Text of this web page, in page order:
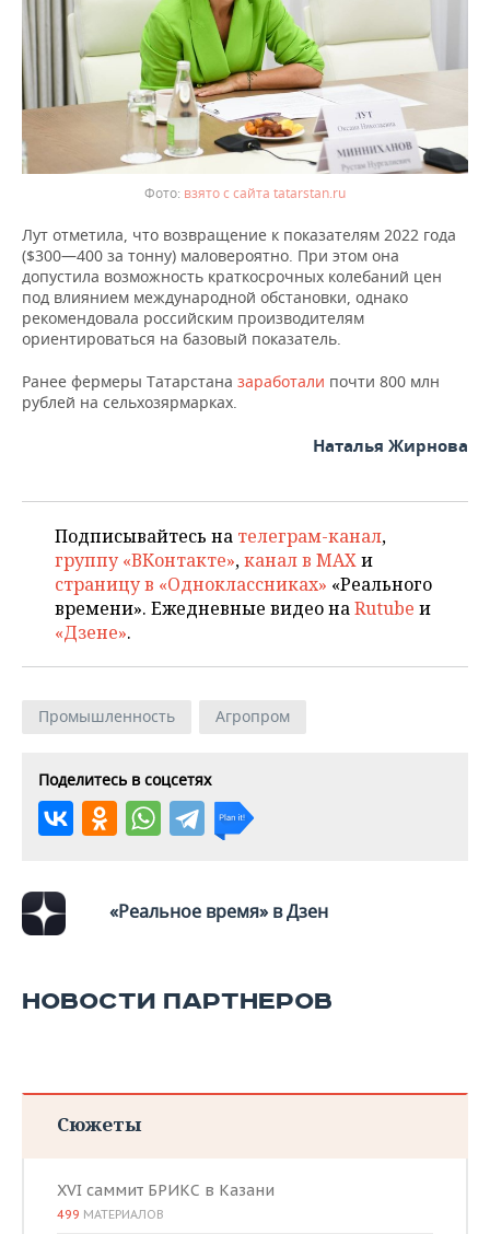
взято с сайта tatarstan.ru
Лут отметила, что возвращение к показателям 2022 года
($300—400 за тонну) маловероятно. При этом она
допустила возможность краткосрочных колебаний цен
под влиянием международной обстановки, однако
рекомендовала российским производителям
ориентироваться на базовый показатель.
Ранее фермеры Татарстана заработали почти 800 млн
рублей на сельхозярмарках.
Наталья Жирнова
Подписывайтесь на телеграм-канал,
группу «ВКонтакте»,канал в MAXи
страницу в «Одноклассниках» «Реального
времени». Ежедневные видео наRutube и
«Дзене».
Промышленность Агропром
Поделитесь в соцсетях
«Реальное время» в Дзен
НОВОСТИ ПАРТНЕРОВ
Сюжеты
XVI саммит БРИКС в Казани
499 МАТЕРИАЛОВ